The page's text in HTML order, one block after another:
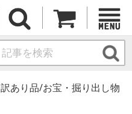
訳あり品/お宝・掘り出し物